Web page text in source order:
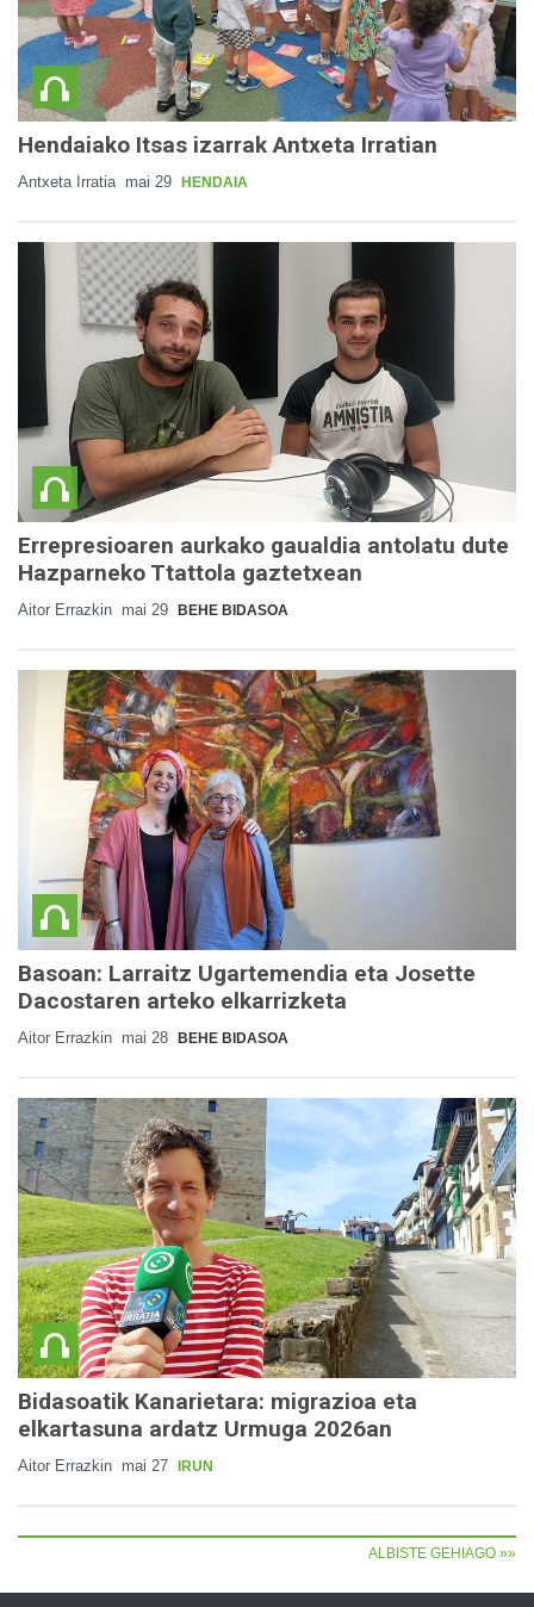
Hendaiako Itsas izarrak Antxeta Irratian
Antxeta Irratia mai 29 HENDAIA
Errepresioaren aurkako gaualdia antolatu dute
Hazparneko Ttattola gaztetxean
Aitor Errazkin mai 29 BEHE BIDASOA
Basoan: Larraitz Ugartemendia eta Josette
Dacostaren arteko elkarrizketa
Aitor Errazkin mai 28 BEHE BIDASOA
Bidasoatik Kanarietara: migrazioa eta
elkartasuna ardatz Urmuga 2026an
Aitor Errazkin mai 27 IRUN
ALBISTE GEHIAGO »»